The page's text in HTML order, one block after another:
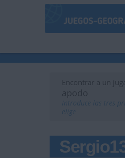
Encontrar a un
apodo